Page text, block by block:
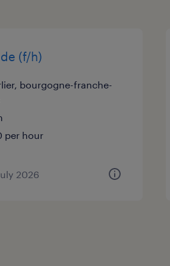
(f/h)
bourgogne-franche-
per hour
2026